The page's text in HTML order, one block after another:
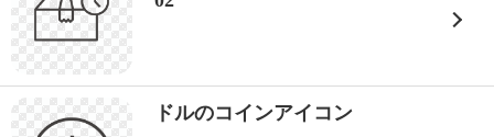
ドルのコインアイコン